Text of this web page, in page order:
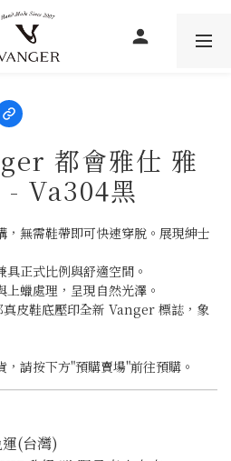
都會雅仕 雅
- Va304黑
無需鞋帶即可快速穿脫。展現紳士
正式比例與舒適空間。
蠟處理，呈現自然光澤。
皮鞋底壓印全新 Vanger 標誌，象
請按下方"預購賣場"前往預購。
(台灣)